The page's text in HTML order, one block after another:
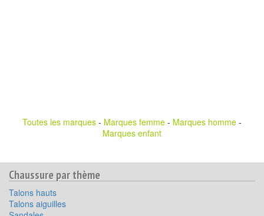
Toutes les marques - Marques femme - Marques homme -
Marques enfant
Chaussure par thème
Talons hauts
Talons aiguilles